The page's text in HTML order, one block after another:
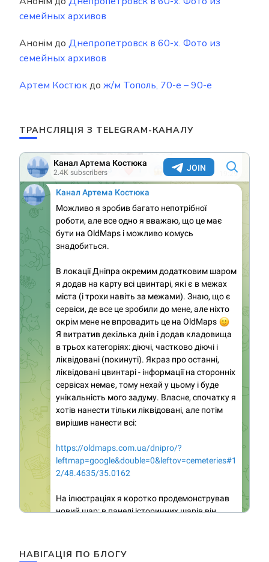
семейных архивов
Анонім до Днепропетровск в 60-х. Фото из
семейных архивов
Артем Костюкдо ж/м Тополь, 70-е – 90-е
ТРАНСЛЯЦІЯ З TELEGRAM-КАНАЛУ
НАВІГАЦІЯ ПО БЛОГУ